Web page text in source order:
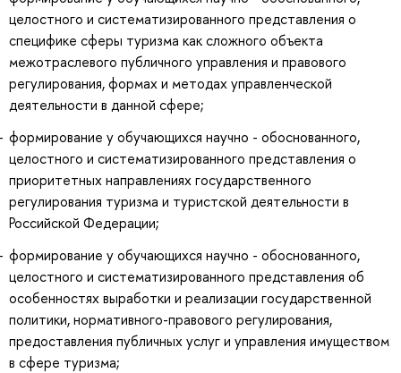
целостного и систематизированного представления о
специфике сферы туризма как сложного объекта
межотраслевого публичного управления и правового
регулирования, формах и методах управленческой
деятельности в данной сфере;
формирование у обучающихся научно - обоснованного,
целостного и систематизированного представления о
приоритетных направлениях государственного
регулирования туризма и туристской деятельности в
Российской Федерации;
формирование у обучающихся научно - обоснованного,
целостного и систематизированного представления об
особенностях выработки и реализации государственной
политики, нормативного-правового регулирования,
предоставления публичных услуг и управления имуществом
в сфере туризма;